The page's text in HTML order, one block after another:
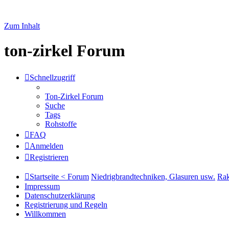
Zum Inhalt
ton-zirkel Forum
Schnellzugriff
Ton-Zirkel Forum
Suche
Tags
Rohstoffe
FAQ
Anmelden
Registrieren
Startseite < Forum Niedrigbrandtechniken, Glasuren usw.
Impressum
Datenschutzerklärung
Registrierung und Regeln
Willkommen